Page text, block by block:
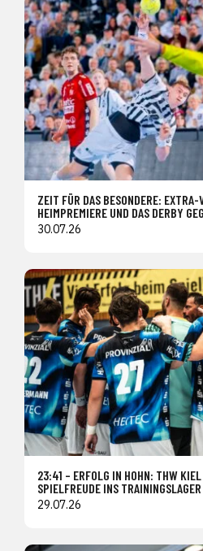
ZEIT FÜR DAS BESONDERE:
HEIMPREMIERE UND DAS DERBY
30.07.26
23:41 – ERFOLG IN HOHN: THW
SPIELFREUDE INS TRAININGSLAGER
29.07.26